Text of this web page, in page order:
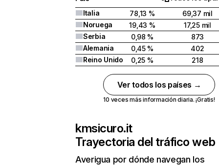
Italia
78,13 %
69,37 mil
Noruega
19,43 %
17,25 mil
Serbia
0,98 %
873
Alemania
0,45 %
402
Reino Unido
0,25 % 218
Ver todos los países →
10 veces más información diaria. ¡Gratis!
kmsicuro.it
Trayectoria del tráfico web
Averigua por dónde navegan los